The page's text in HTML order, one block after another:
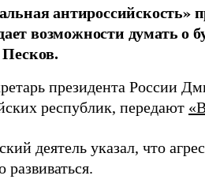
антироссийскость»
возможности думать о
президента России
республик, передают
деятель указал, что
развиваться.